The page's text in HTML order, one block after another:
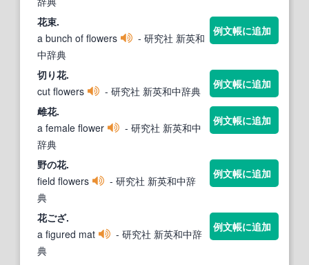
花束.
a bunch of flowers
- 研究社 新英和
中辞典
例文帳に追加
切り花.
cut flowers
- 研究社 新英和中辞典
例文帳に追加
雌花.
a female flower
- 研究社 新英和中
辞典
例文帳に追加
野の花.
field flowers
- 研究社 新英和中辞
典
例文帳に追加
花ござ.
a figured mat
- 研究社 新英和中辞
典
例文帳に追加